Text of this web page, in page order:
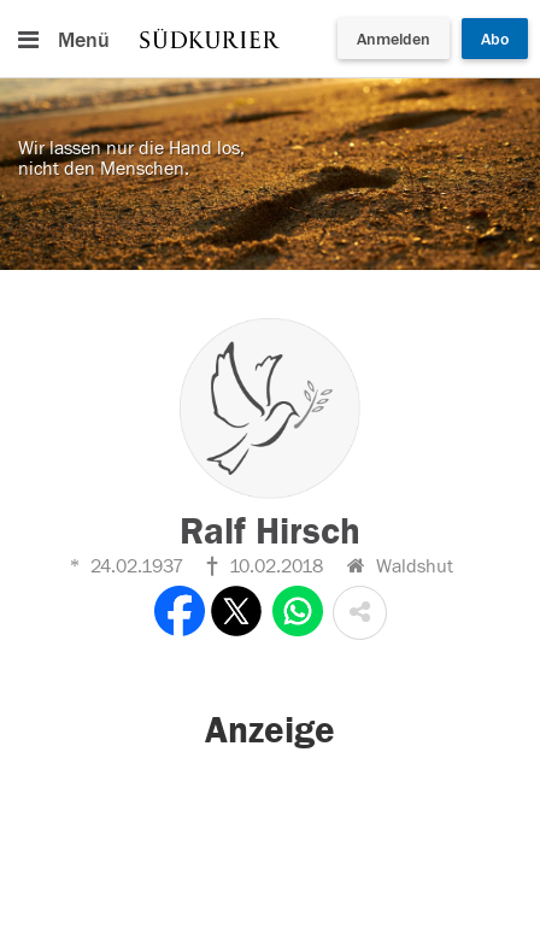
Menü Anmelden Abo
Wir lassen nur die Hand los,
nicht den Menschen.
Ralf Hirsch
24.02.1937 10.02.2018 Waldshut
Anzeige